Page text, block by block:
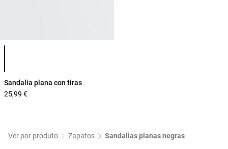
Sandalia plana con tiras
25,99 €
Ver por produto Zapatos Sandalias planas negras